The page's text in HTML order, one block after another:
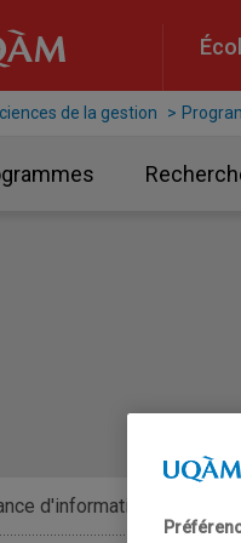
de la gestion
d'information